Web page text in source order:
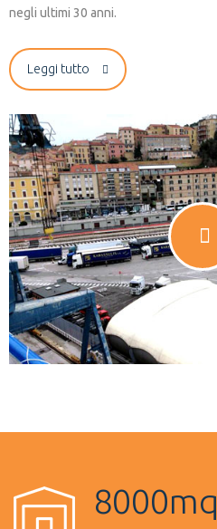
negli ultimi 30 anni.
Leggi tutto
8000mq